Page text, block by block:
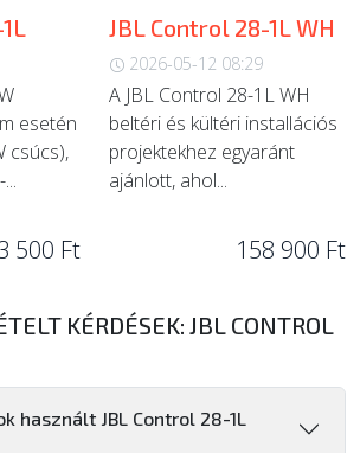
esetén
csúcs),
500 Ft
JBL Control 28-1L WH
2026-05-12 08:29
A JBL Control 28-1L WH
beltéri és kültéri installációs
projektekhez egyaránt
ajánlott, ahol...
158 900 Ft
KÉRDÉSEK: JBL CONTROL
használt JBL Control 28-1L